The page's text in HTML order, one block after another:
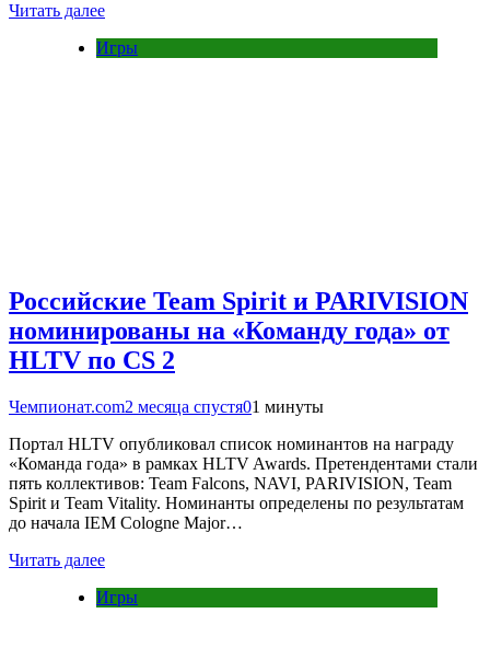
Читать далее
Игры
Российские Team Spirit и PARIVISION
номинированы на «Команду года» от
HLTV по CS 2
Чемпионат.com2 месяца спустя01 минуты
Портал HLTV опубликовал список номинантов на награду
«Команда года» в рамках HLTV Awards. Претендентами стали
пять коллективов: Team Falcons, NAVI, PARIVISION, Team
Spirit и Team Vitality. Номинанты определены по результатам
до начала IEM Cologne Major…
Читать далее
Игры